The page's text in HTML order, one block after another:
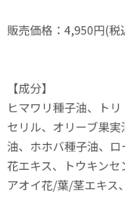
販売価格：4,950円(税
【成分】
ヒマワリ種子油、ト
セリル、 オリーブ果
油、ホホバ種子油、
花エキス、
トウキン
アオイ花/葉/茎エキス